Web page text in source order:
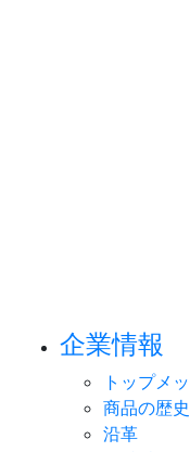
企業情報
トップメ
商品の歴史
沿革